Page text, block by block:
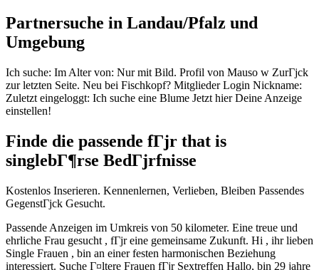
Partnersuche in Landau/Pfalz und
Umgebung
Ich suche: Im Alter von: Nur mit Bild. Profil von Mauso w ZurГјck
zur letzten Seite. Neu bei Fischkopf? Mitglieder Login Nickname:
Zuletzt eingeloggt: Ich suche eine Blume Jetzt hier Deine Anzeige
einstellen!
Finde die passende fГјr that is
singlebГ¶rse BedГјrfnisse
Kostenlos Inserieren. Kennenlernen, Verlieben, Bleiben Passendes
GegenstГјck Gesucht.
Passende Anzeigen im Umkreis von 50 kilometer. Eine treue und
ehrliche Frau gesucht , fГјr eine gemeinsame Zukunft. Hi , ihr lieben
Single Frauen , bin an einer festen harmonischen Beziehung
interessiert. Suche Г¤ltere Frauen fГјr Sextreffen Hallo, bin 29 jahre